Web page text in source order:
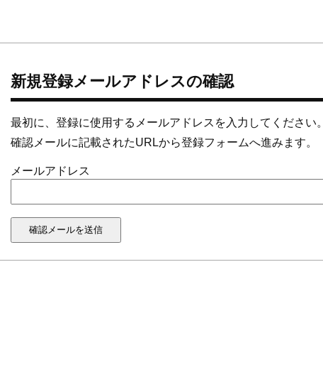
新規登録メールアドレスの確認
最初に、登録に使用するメールアドレスを入力してください。
確認メールに記載されたURLから登録フォームへ進みます。
メールアドレス